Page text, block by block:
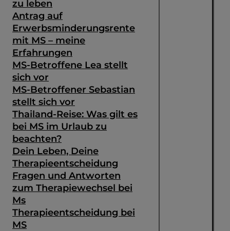
zu leben
Antrag auf
Erwerbsminderungsrente
mit MS – meine
Erfahrungen
MS-Betroffene Lea stellt
sich vor
MS-Betroffener Sebastian
stellt sich vor
Thailand-Reise: Was gilt es
bei MS im Urlaub zu
beachten?
Dein Leben, Deine
Therapieentscheidung
Fragen und Antworten
zum Therapiewechsel bei
Ms
Therapieentscheidung bei
MS